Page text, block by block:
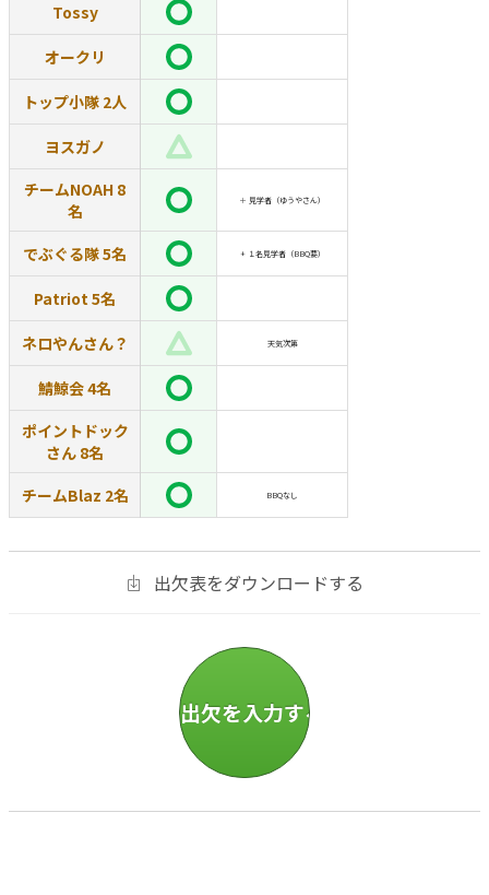
Tossy
オークリ
トップ小隊 2人
ヨスガノ
チームNOAH 8
名
＋ 見学者（ゆうやさん）
でぶぐる隊 5名 + １名見学者（BBQ要）
Patriot 5名
ネロやんさん？ 天気次第
鯖鯨会 4名
ポイントドック
さん 8名
チームBlaz 2名
BBQなし
出欠表をダウンロードする